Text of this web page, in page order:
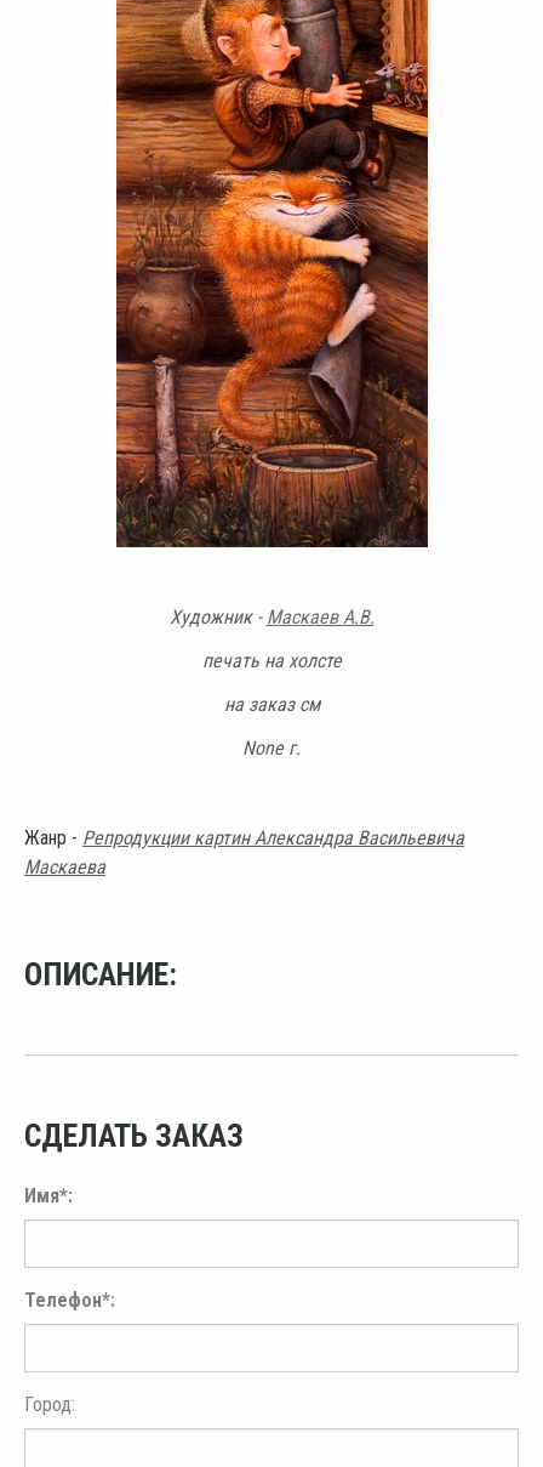
Художник - Маскаев А.В.
печать на холсте
на заказ см
None г.
Жанр - Репродукции картин Александра Васильевича
Маскаева
ОПИСАНИЕ:
СДЕЛАТЬ ЗАКАЗ
Имя*:
Телефон*:
Город: